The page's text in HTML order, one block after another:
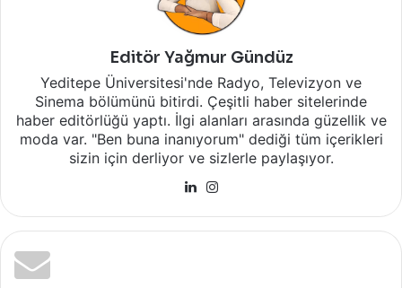
Editör Yağmur Gündüz
Yeditepe Üniversitesi'nde Radyo, Televizyon ve
Sinema bölümünü bitirdi. Çeşitli haber sitelerinde
haber editörlüğü yaptı. İlgi alanları arasında güzellik ve
moda var. "Ben buna inanıyorum" dediği tüm içerikleri
sizin için derliyor ve sizlerle paylaşıyor.
LinkedIn